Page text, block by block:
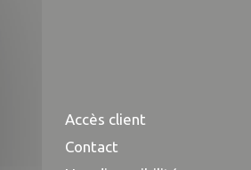
Accès client
Contact